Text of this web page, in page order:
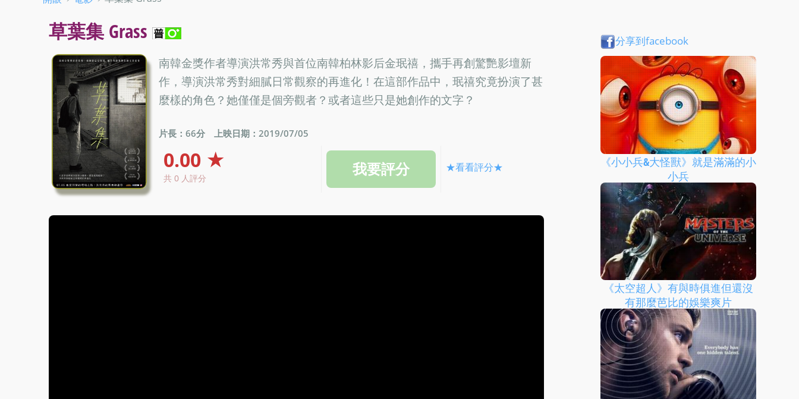
草葉集 Grass
南韓金獎作者導演洪常秀與首位南韓柏林影后金珉禧，攜手再創驚艷影壇新
作，導演洪常秀對細膩日常觀察的再進化！在這部作品中，珉禧究竟扮演了甚
麼樣的角色？她僅僅是個旁觀者？或者這些只是她創作的文字？
片長：66分 上映日期：2019/07/05
0.00 ★
共 0 人評分
★看看評分★
分享到facebook
《小小兵&大怪獸》就是滿滿的小
小兵
《太空超人》有與時俱進但還沒
有那麼芭比的娛樂爽片